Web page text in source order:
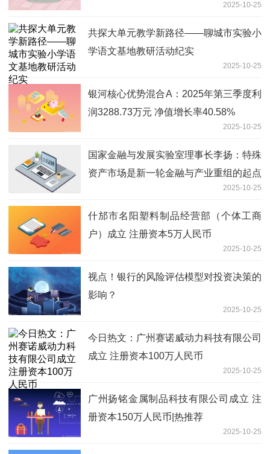
2025-10-25
共探大单元教学新路径——聊城市实验小
学语文基地教研活动纪实
2025-10-25
银河核心优势混合A：2025年第三季度利
润3288.73万元 净值增长率40.58%
2025-10-25
国家金融与发展实验室理事长李扬：特殊
资产市场是新一轮金融与产业重组的起点
2025-10-25
什邡市名阳塑料制品经营部（个体工商
户）成立 注册资本5万人民币
2025-10-25
视点！银行的风险评估模型对投资决策的
影响？
2025-10-25
今日热文：广州赛诺威动力科技有限公司
成立 注册资本100万人民币
2025-10-25
广州扬铭金属制品科技有限公司成立 注
册资本150万人民币|热推荐
2025-10-25